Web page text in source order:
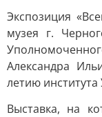
Экспозиция
музея г.
Александра
летию
Выставка, на